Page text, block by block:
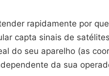
rapidamente por
capta sinais de
do seu aparelho (as
da sua